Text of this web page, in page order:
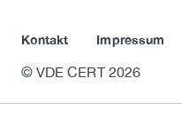
Kontakt Impressum
© VDE CERT 2026